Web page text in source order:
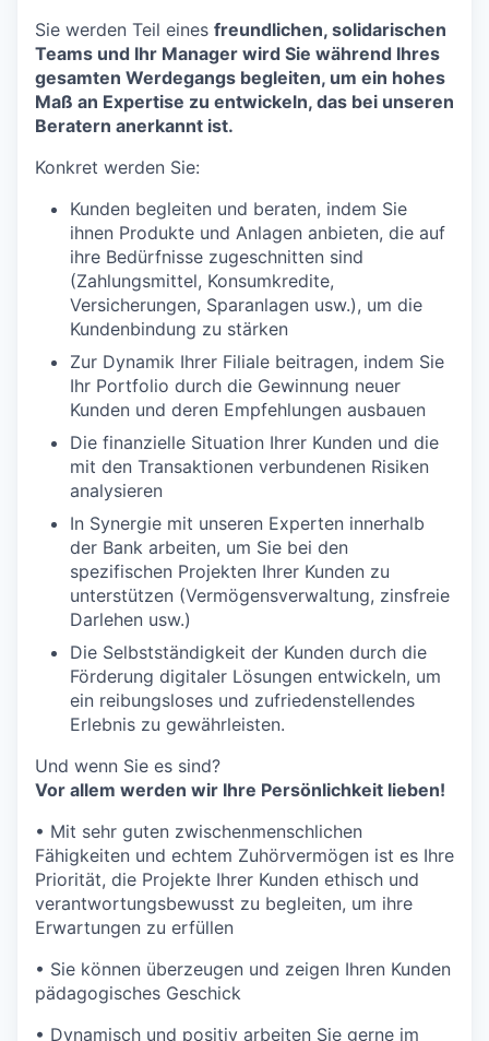
Sie werden Teil eines freundlichen, solidarischen
Teams und Ihr Manager wird Sie während Ihres
gesamten Werdegangs begleiten, um ein hohes
Maß an Expertise zu entwickeln, das bei unseren
Beratern anerkannt ist.
Konkret werden Sie:
Kunden begleiten und beraten, indem Sie
ihnen Produkte und Anlagen anbieten, die auf
ihre Bedürfnisse zugeschnitten sind
(Zahlungsmittel, Konsumkredite,
Versicherungen, Sparanlagen usw.), um die
Kundenbindung zu stärken
Zur Dynamik Ihrer Filiale beitragen, indem Sie
Ihr Portfolio durch die Gewinnung neuer
Kunden und deren Empfehlungen ausbauen
Die finanzielle Situation Ihrer Kunden und die
mit den Transaktionen verbundenen Risiken
analysieren
In Synergie mit unseren Experten innerhalb
der Bank arbeiten, um Sie bei den
spezifischen Projekten Ihrer Kunden zu
unterstützen (Vermögensverwaltung, zinsfreie
Darlehen usw.)
Die Selbstständigkeit der Kunden durch die
Förderung digitaler Lösungen entwickeln, um
ein reibungsloses und zufriedenstellendes
Erlebnis zu gewährleisten.
Und wenn Sie es sind?
Vor allem werden wir Ihre Persönlichkeit lieben!
• Mit sehr guten zwischenmenschlichen
Fähigkeiten und echtem Zuhörvermögen ist es Ihre
Priorität, die Projekte Ihrer Kunden ethisch und
verantwortungsbewusst zu begleiten, um ihre
Erwartungen zu erfüllen
• Sie können überzeugen und zeigen Ihren Kunden
pädagogisches Geschick
• Dynamisch und positiv arbeiten Sie gerne im